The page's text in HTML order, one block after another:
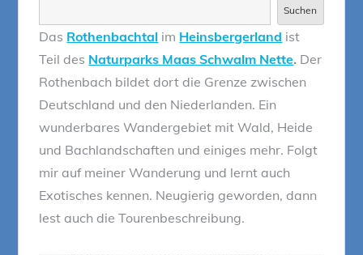
Suchen
Das Rothenbachtal im Heinsbergerland ist
Teil des Naturparks Maas Schwalm Nette. Der
Rothenbach bildet dort die Grenze zwischen
Deutschland und den Niederlanden. Ein
wunderbares Wandergebiet mit Wald, Heide
und Bachlandschaften und einiges mehr. Folgt
mir auf meiner Wanderung und lernt auch
Exotisches kennen. Neugierig geworden, dann
lest auch die Tourenbeschreibung.